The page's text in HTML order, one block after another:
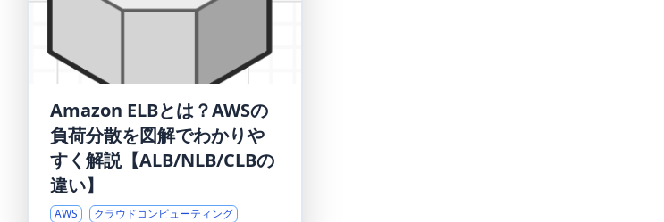
Amazon ELBとは？AWSの
負荷分散を図解でわかりや
すく解説【ALB/NLB/CLBの
違い】
AWS
クラウドコンピューティング